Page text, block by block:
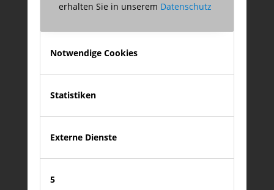
erhalten Sie in unserem Datenschutz
Notwendige Cookies
Statistiken
Externe Dienste
5